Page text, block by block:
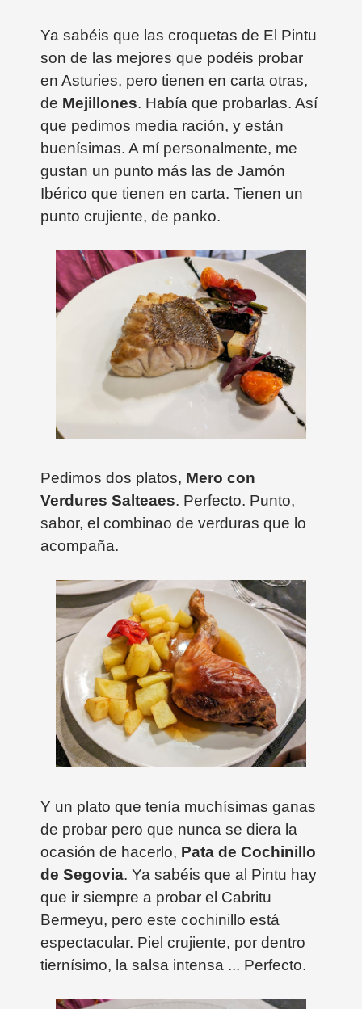
Ya sabéis que las croquetas de El Pintu
son de las mejores que podéis probar
en Asturies, pero tienen en carta otras,
de Mejillones. Había que probarlas. Así
que pedimos media ración, y están
buenísimas. A mí personalmente, me
gustan un punto más las de Jamón
Ibérico que tienen en carta. Tienen un
punto crujiente, de panko.
Pedimos dos platos, Mero con
Verdures Salteaes. Perfecto. Punto,
sabor, el combinao de verduras que lo
acompaña.
Y un plato que tenía muchísimas ganas
de probar pero que nunca se diera la
ocasión de hacerlo, Pata de Cochinillo
de Segovia. Ya sabéis que al Pintu hay
que ir siempre a probar el Cabritu
Bermeyu, pero este cochinillo está
espectacular. Piel crujiente, por dentro
tiernísimo, la salsa intensa ... Perfecto.